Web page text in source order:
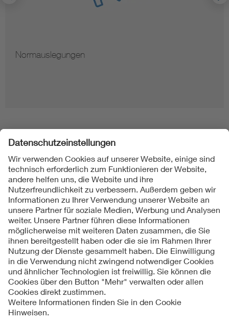
Hinweise zur Vervielfältigung von Normen
Folgen Sie uns
Kontakt
Impressum
Datenschutzinformationen
Cookie Hinweise